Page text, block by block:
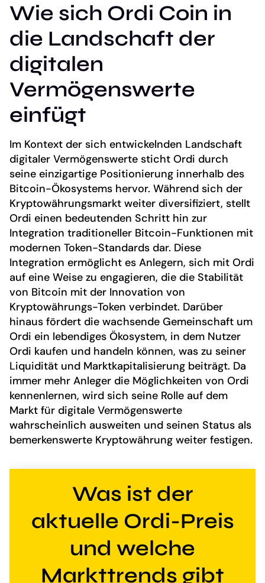
Wie sich Ordi Coin in
die Landschaft der
digitalen
Vermögenswerte
einfügt
Im Kontext der sich entwickelnden Landschaft
digitaler Vermögenswerte sticht Ordi durch
seine einzigartige Positionierung innerhalb des
Bitcoin-Ökosystems hervor. Während sich der
Kryptowährungsmarkt weiter diversifiziert, stellt
Ordi einen bedeutenden Schritt hin zur
Integration traditioneller Bitcoin-Funktionen mit
modernen Token-Standards dar. Diese
Integration ermöglicht es Anlegern, sich mit Ordi
auf eine Weise zu engagieren, die die Stabilität
von Bitcoin mit der Innovation von
Kryptowährungs-Token verbindet. Darüber
hinaus fördert die wachsende Gemeinschaft um
Ordi ein lebendiges Ökosystem, in dem Nutzer
Ordi kaufen und handeln können, was zu seiner
Liquidität und Marktkapitalisierung beiträgt. Da
immer mehr Anleger die Möglichkeiten von Ordi
kennenlernen, wird sich seine Rolle auf dem
Markt für digitale Vermögenswerte
wahrscheinlich ausweiten und seinen Status als
bemerkenswerte Kryptowährung weiter festigen.
Was ist der
aktuelle Ordi-Preis
und welche
Markttrends gibt